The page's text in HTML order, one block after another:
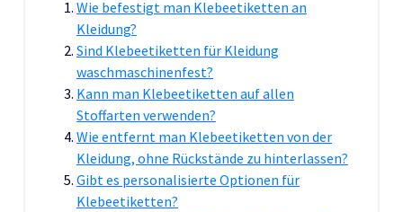
Wie befestigt man Klebeetiketten an
Kleidung?
Sind Klebeetiketten für Kleidung
waschmaschinenfest?
Kann man Klebeetiketten auf allen
Stoffarten verwenden?
Wie entfernt man Klebeetiketten von der
Kleidung, ohne Rückstände zu hinterlassen?
Gibt es personalisierte Optionen für
Klebeetiketten?